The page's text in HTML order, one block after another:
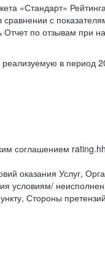
«Стандарт»
с
Отчет по отзывам при
в период
соглашением
оказания Услуг,
условиям/
Стороны